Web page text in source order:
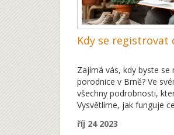
Kdy se registrovat
Zajímá vás, kdy byste
porodnice v Brně? Ve
všechny podrobnosti,
Vysvětlíme, jak funguje
připraveno. Už se
říj 24 2023